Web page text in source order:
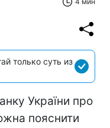
только суть из
України про
пояснити